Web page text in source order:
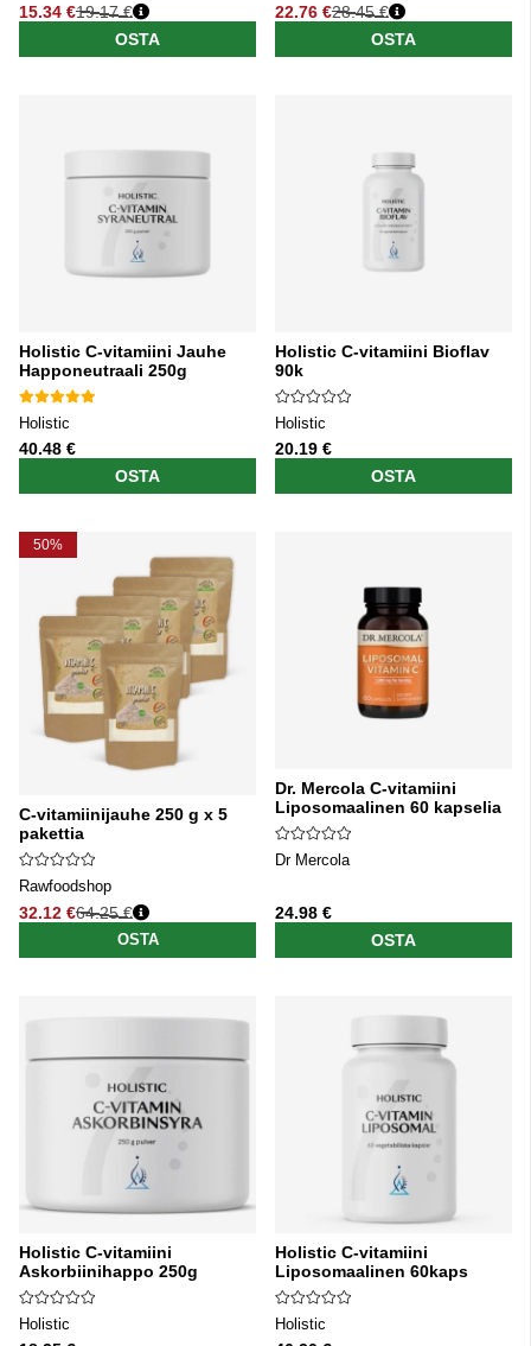
15.34 €
Normaali hinta
19.17 €
OSTA
22.76 €
Normaali hinta
28.45 €
OSTA
Holistic C-vitamiini Jauhe
Happoneutraali 250g
Holistic
40.48 €
OSTA
Holistic C-vitamiini Bioflav
90k
Holistic
20.19 €
OSTA
50%
C-vitamiinijauhe 250 g x 5
pakettia
Rawfoodshop
32.12 €
Normaali hinta
64.25 €
OSTA
Dr. Mercola C-vitamiini
Liposomaalinen 60 kapselia
Dr Mercola
24.98 €
OSTA
Holistic C-vitamiini
Askorbiinihappo 250g
Holistic
Holistic C-vitamiini
Liposomaalinen 60kaps
Holistic